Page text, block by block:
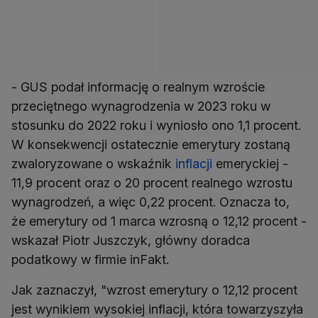
- GUS podał informację o realnym wzroście
przeciętnego wynagrodzenia w 2023 roku w
stosunku do 2022 roku i wyniosło ono 1,1 procent.
W konsekwencji ostatecznie emerytury zostaną
zwaloryzowane o wskaźnik inflacji emeryckiej -
11,9 procent oraz o 20 procent realnego wzrostu
wynagrodzeń, a więc 0,22 procent. Oznacza to,
że emerytury od 1 marca wzrosną o 12,12 procent -
wskazał Piotr Juszczyk, główny doradca
podatkowy w firmie inFakt.
Jak zaznaczył, "wzrost emerytury o 12,12 procent
jest wynikiem wysokiej inflacji, która towarzyszyła